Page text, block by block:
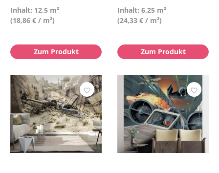
Inhalt: 12,5 m²
(18,86 € / m²)
Zum Produkt
Inhalt: 6,25 m²
(24,33 € / m²)
Zum Produkt